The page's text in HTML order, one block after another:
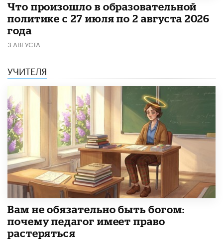
​Что произошло в образовательной
политике с 27 июля по 2 августа 2026
года
3 АВГУСТА
УЧИТЕЛЯ
​Вам не обязательно быть богом:
почему педагог имеет право
растеряться